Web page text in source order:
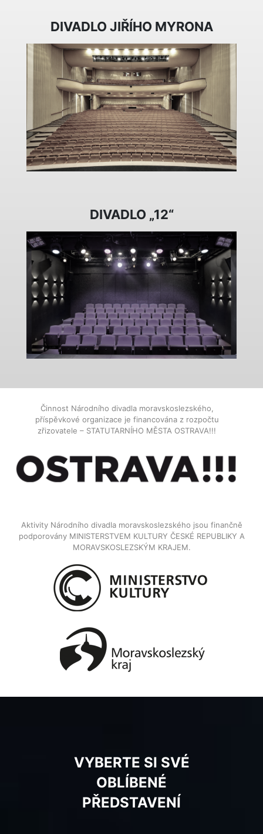
DIVADLO JIŘÍHO MYRONA
DIVADLO „12“
Činnost Národního divadla moravskoslezského,
příspěvkové organizace je financována z rozpočtu
zřizovatele – STATUTARNÍHO MĚSTA OSTRAVA!!!
Aktivity Národního divadla moravskoslezského jsou finančně
podporovány MINISTERSTVEM KULTURY ČESKÉ REPUBLIKY A
MORAVSKOSLEZSKÝM KRAJEM.
VYBERTE SI SVÉ
OBLÍBENÉ
PŘEDSTAVENÍ